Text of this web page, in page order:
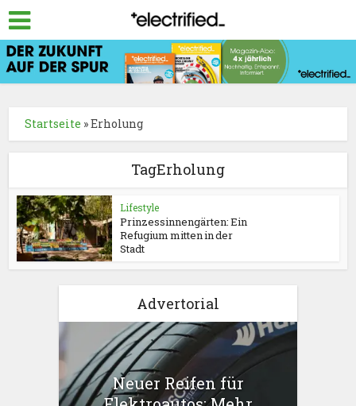
Startseite »Erholung
TagErholung
Lifestyle
Prinzessinnengärten: Ein
Refugium mitten in der
Stadt
Advertorial
Neuer Reifen für